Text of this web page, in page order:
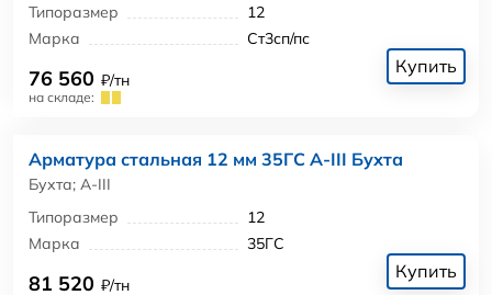
Типоразмер
12
Марка
Ст3сп/пс
76 560 ₽/тн
на складе:
Купить
Арматура стальная 12 мм 35ГС А-III Бухта
Бухта; А-III
Типоразмер
12
Марка
35ГС
81 520 ₽/тн
Купить